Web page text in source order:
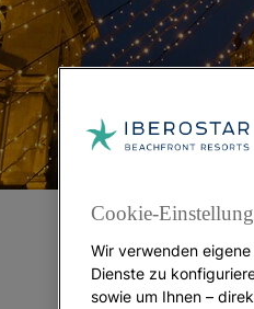
Cookie-
Wir verwenden
Dienste zu
sowie um Ihnen –